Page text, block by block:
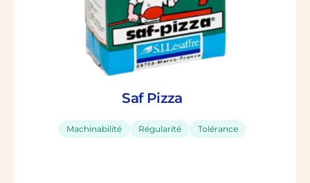
Saf Pizza
Machinabilité Régularité Tolérance